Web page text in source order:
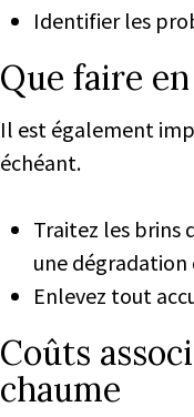
Identifier les
Que faire
Il est également
échéant.
Traitez les brins
une dégradation
Enlevez tout
Coûts
chaume